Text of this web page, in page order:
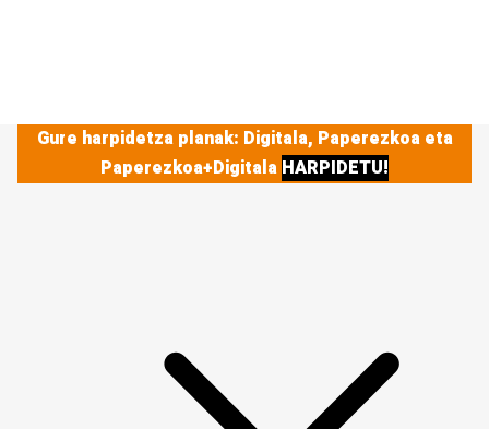
Gure harpidetza planak: Digitala, Paperezkoa eta
Paperezkoa+Digitala HARPIDETU!